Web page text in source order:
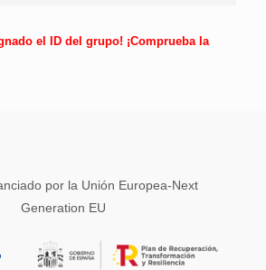
el ID del grupo! ¡Comprueba la
por la Unión Europea-Next
Generation EU